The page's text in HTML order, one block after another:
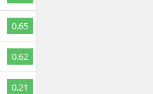
0.65
0.62
0.21